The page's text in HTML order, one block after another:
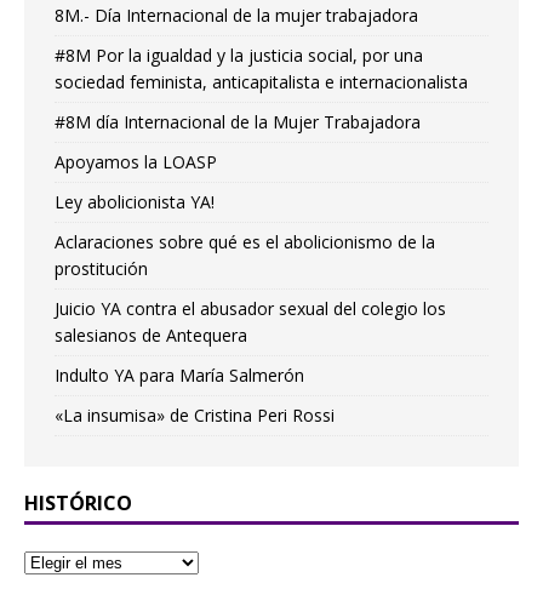
8M.- Día Internacional de la mujer trabajadora
#8M Por la igualdad y la justicia social, por una
sociedad feminista, anticapitalista e internacionalista
#8M día Internacional de la Mujer Trabajadora
Apoyamos la LOASP
Ley abolicionista YA!
Aclaraciones sobre qué es el abolicionismo de la
prostitución
Juicio YA contra el abusador sexual del colegio los
salesianos de Antequera
Indulto YA para María Salmerón
«La insumisa» de Cristina Peri Rossi
HISTÓRICO